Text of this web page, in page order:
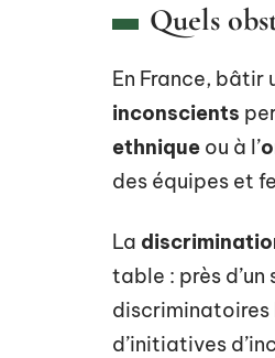
Quels
En France, bâtir
inconscients
ethnique ou à l’
des équipes et
La
table : près
discriminatoires
d’initiatives